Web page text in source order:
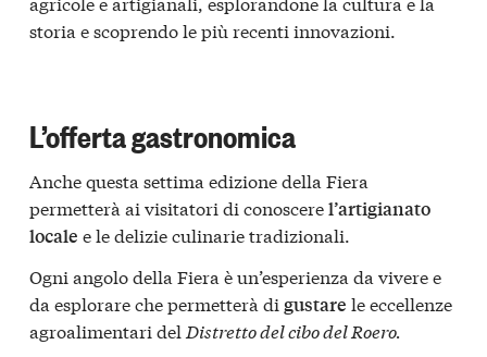
storia e scoprendo le più recenti innovazioni.
L’offerta gastronomica
Anche questa settima edizione della Fiera
permetterà ai visitatori di conoscerel’artigianato
locale e le delizie culinarie tradizionali.
Ogni angolo della Fiera è un’esperienza da vivere e
da esplorare che permetterà di gustare le eccellenze
agroalimentari del Distretto del cibo del Roero.